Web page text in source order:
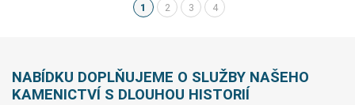
1(aktuální)
2 3 4
NABÍDKU DOPLŇUJEME O SLUŽBY NAŠEHO
KAMENICTVÍ S DLOUHOU HISTORIÍ